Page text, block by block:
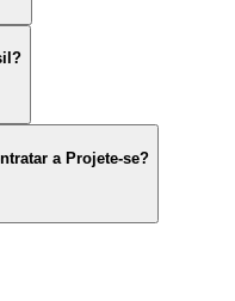
a Projete-se?